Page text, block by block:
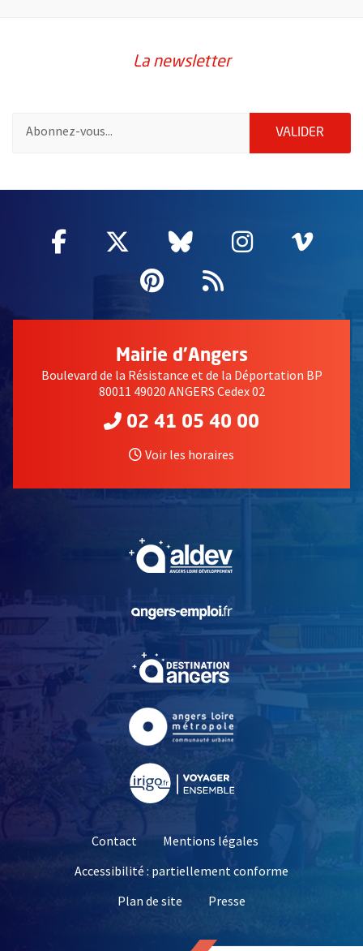
La newsletter
VALIDER
Facebook
, Ouvre une nouvelle fenêtre
Twitter
, Ouvre une nouvelle
Bluesky
, Ouvre une
Instagram
, Ouvre
,
Pinterest
, Ouvre une
Flux RSS
Mairie d'Angers
Boulevard de la Résistance et de la Déportation BP
80011 49020 ANGERS Cedex 02
02 41 05 40 00
Voir les horaires
, Ouvre une nouvelle
, Ouvre une nouvelle
Contact
Mentions légales
Accessibilité : partiellement conforme
Plan de site
Presse